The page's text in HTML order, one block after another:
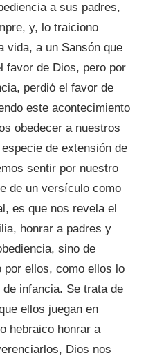
a sus padres,
y, lo traiciono
vida, a un Sansón que
favor de Dios, pero por
perdió el favor de
este acontecimiento
obedecer a nuestros
de extensión de
sentir por nuestro
de un versículo como
es que nos revela el
honrar a padres y
sino de
por ellos, como ellos lo
infancia. Se trata de
ellos juegan en
hebraico honrar a
Dios nos